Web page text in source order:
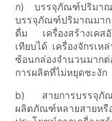
ก) บรรจุภัณฑ์ปริมาณ
บรรจุภัณฑ์ปริมาณมาก
ดื่ม เครื่องสร้างเคสอั
เทียบได้ เครื่องจักรเ
ซ้อนกล่องจำนวนมาก
การผลิตที่ไม่หยุดชะงัก
b) สายการบรรจุภั
ผลิตภัณฑ์หลายสายหรื